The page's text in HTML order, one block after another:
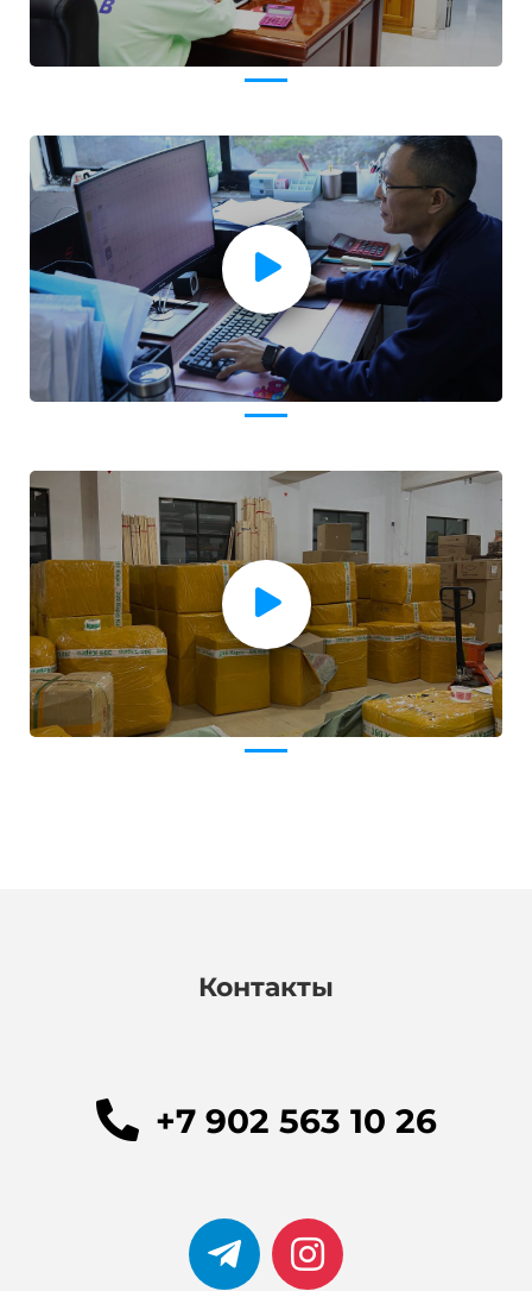
Контакты
+7 902 563 10 26